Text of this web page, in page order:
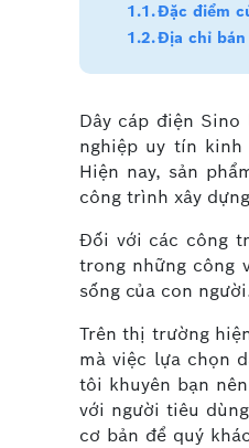
Đặc điểm
Địa chỉ bán
Dây cáp điện
nghiệp uy tín
Hiện nay, sản
công trình xây
Đối với các công
trong những công
sống của con
Trên thị trường
mà việc lựa chọn
tôi khuyên bạn
với người tiêu
cơ bản để quý